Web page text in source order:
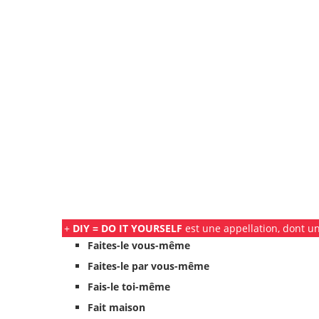
+ DIY = DO IT YOURSELF est une appellation, dont
Faites-le vous-même
Faites-le par vous-même
Fais-le toi-même
Fait maison